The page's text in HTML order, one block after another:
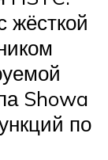
жёсткой
Showa
по